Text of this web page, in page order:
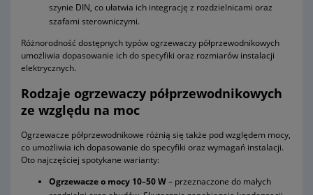
szynie DIN, co ułatwia ich integrację z rozdzielnicami oraz
szafami sterowniczymi.
Różnorodność dostępnych typów ogrzewaczy półprzewodnikowych
umożliwia dopasowanie ich do specyfiki oraz rozmiarów instalacji
elektrycznych.
Rodzaje ogrzewaczy półprzewodnikowych
ze względu na moc
Ogrzewacze półprzewodnikowe różnią się także pod względem mocy,
co umożliwia ich dopasowanie do specyfiki oraz wymagań instalacji.
Oto najczęściej spotykane warianty:
Ogrzewacze o mocy 10–50 W– przeznaczone do małych